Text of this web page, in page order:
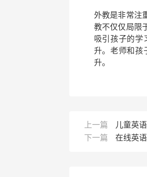
外教是非常注
教不仅仅局限
吸引孩子的学
升。老师和孩
升。
上一篇
儿童英
下一篇
在线英